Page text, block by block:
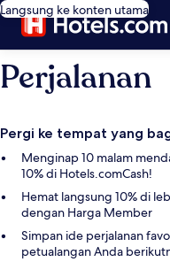
Langsung ke konten utama
Perjalanan
Pergi ke tempat yang
Menginap 10 malam
10% di Hotels.comCash!
Hemat langsung 10% di
dengan Harga Member
Simpan ide perjalanan
petualangan Anda